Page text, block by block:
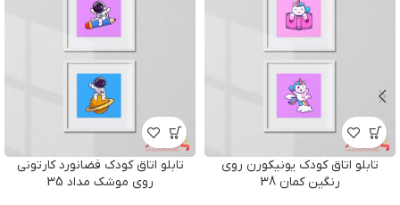
تابلو اتاق کودک یونیکورن روی
رنگین کمان 38
تابلو اتاق کودک فضانورد کارتونی
روی موشک مداد 35